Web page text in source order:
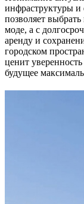
инфраструктуры и
позволяет
моде, а с
аренду и
городском
ценит
будущее